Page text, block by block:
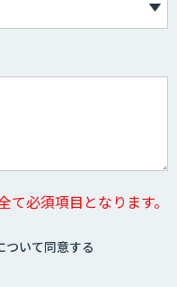
て必須項目となります。
ついて同意する